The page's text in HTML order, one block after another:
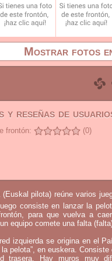
Mostrar fotos
y reseñas de
frontón: (0)
pilota) reúne varios
consiste en lanzar la
para que vuelva a
equipo comete una falta
izquierda se origina en el
la pelota”, en euskera.
trasera. Hay muros muy